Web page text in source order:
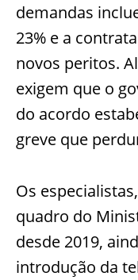
demandas
23% e a
novos peritos.
exigem que o
do acordo
greve que
Os
quadro do
desde 2019,
introdução da